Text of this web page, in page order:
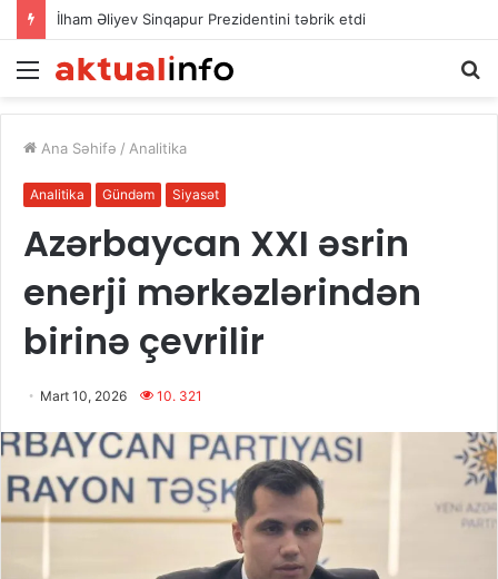
İlham Əliyev Sinqapur Prezidentini təbrik etdi
Menu
Ana Səhifə / Analitika
Analitika Gündəm Siyasət
Azərbaycan XXI əsrin
enerji mərkəzlərindən
birinə çevrilir
Mart 10, 2026 10. 321